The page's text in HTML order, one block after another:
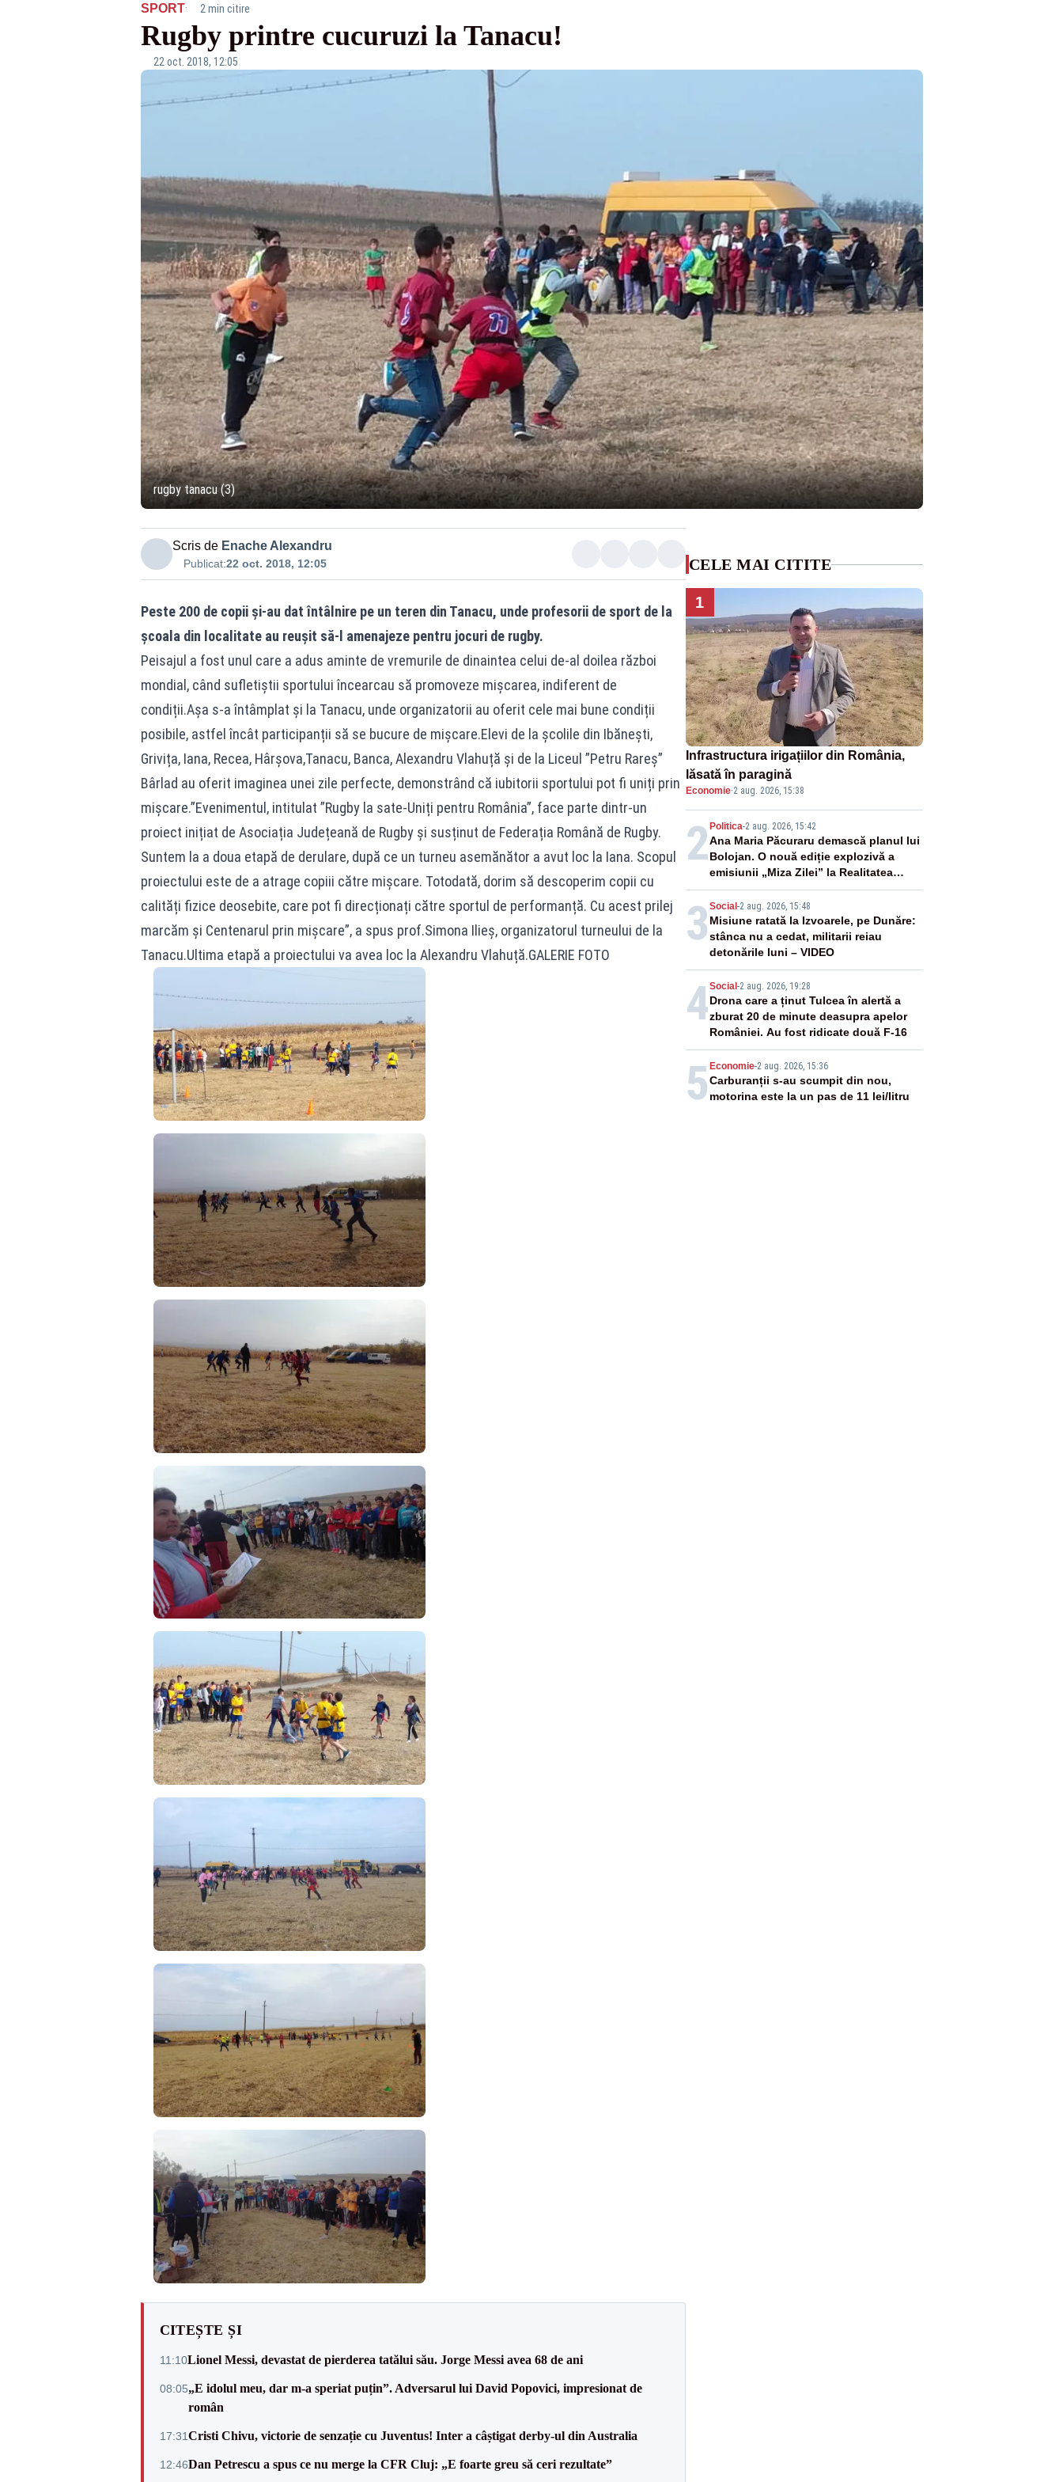
SPORT· 2 min citire
Rugby printre cucuruzi la Tanacu!
22 oct. 2018, 12:05
rugby tanacu (3)
Scris de Enache Alexandru
Publicat:22 oct. 2018, 12:05
Peste 200 de copii și-au dat întâlnire pe un teren din Tanacu, unde profesorii de sport de la
școala din localitate au reușit să-l amenajeze pentru jocuri de rugby.
Peisajul a fost unul care a adus aminte de vremurile de dinaintea celui de-al doilea război
mondial, când sufletiștii sportului încearcau să promoveze mișcarea, indiferent de
condiții.Așa s-a întâmplat și la Tanacu, unde organizatorii au oferit cele mai bune condiții
posibile, astfel încât participanții să se bucure de mișcare.Elevi de la școlile din Ibănești,
Grivița, Iana, Recea, Hârșova,Tanacu, Banca, Alexandru Vlahuță și de la Liceul ”Petru Rareș”
Bârlad au oferit imaginea unei zile perfecte, demonstrând că iubitorii sportului pot fi uniți prin
mișcare.”Evenimentul, intitulat ”Rugby la sate-Uniți pentru România”, face parte dintr-un
proiect inițiat de Asociația Județeană de Rugby și susținut de Federația Română de Rugby.
Suntem la a doua etapă de derulare, după ce un turneu asemănător a avut loc la Iana. Scopul
proiectului este de a atrage copiii către mișcare. Totodată, dorim să descoperim copii cu
calități fizice deosebite, care pot fi direcționați către sportul de performanță. Cu acest prilej
marcăm și Centenarul prin mișcare”, a spus prof.Simona Ilieș, organizatorul turneului de la
Tanacu.Ultima etapă a proiectului va avea loc la Alexandru Vlahuță.GALERIE FOTO
CITEȘTE ȘI
11:10Lionel Messi, devastat de pierderea tatălui său. Jorge Messi avea 68 de ani
08:05„E idolul meu, dar m-a speriat puțin”. Adversarul lui David Popovici, impresionat de
român
17:31Cristi Chivu, victorie de senzație cu Juventus! Inter a câștigat derby-ul din Australia
12:46Dan Petrescu a spus ce nu merge la CFR Cluj: „E foarte greu să ceri rezultate”
CELE MAI CITITE
1
Infrastructura irigațiilor din România,
lăsată în paragină
Economie·2 aug. 2026, 15:38
2 Politica-2 aug. 2026, 15:42
Ana Maria Păcuraru demască planul lui
Bolojan. O nouă ediție explozivă a
emisiunii „Miza Zilei” la Realitatea
PLUS
3 Social -2 aug. 2026, 15:48
Misiune ratată la Izvoarele, pe Dunăre:
stânca nu a cedat, militarii reiau
detonările luni – VIDEO
4Social -2 aug. 2026, 19:28
Drona care a ținut Tulcea în alertă a
zburat 20 de minute deasupra apelor
României. Au fost ridicate două F-16
5 Economie-2 aug. 2026, 15:36
Carburanții s-au scumpit din nou,
motorina este la un pas de 11 lei/litru